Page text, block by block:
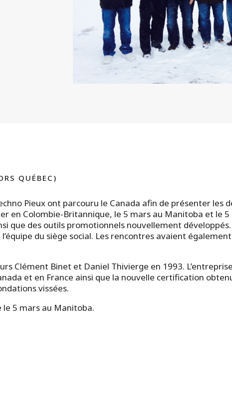
QUÉBEC)
Pieux ont parcouru le Canada afin de présenter les
en Colombie-Britannique, le 5 mars au Manitoba et le 5
que des outils promotionnels nouvellement développés.
du siège social. Les rencontres avaient
Clément Binet et Daniel Thivierge en 1993.
et en France ainsi que la nouvelle certification
vissées.
le 5 mars au Manitoba.